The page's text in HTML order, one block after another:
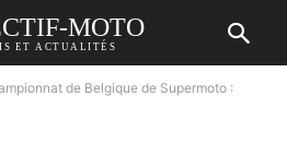
MOTO
ET ACTUALITÉS
de Belgique de Supermoto :